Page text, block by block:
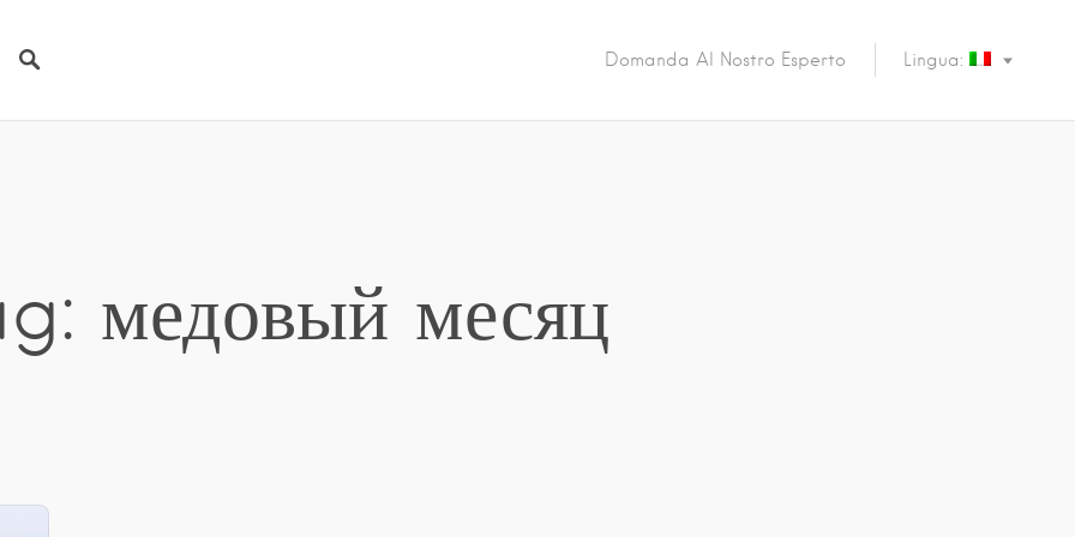
Domanda Al Nostro Esperto Lingua:
медовый месяц